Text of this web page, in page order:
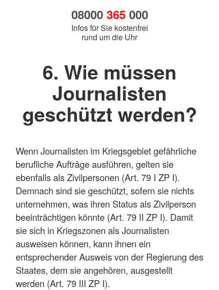
08000 365000
Infos für Sie kostenfrei
rund um die Uhr
6. Wie müssen
Journalisten
geschützt werden?
Wenn Journalisten im Kriegsgebiet gefährliche
berufliche Aufträge ausführen, gelten sie
ebenfalls als Zivilpersonen (Art. 79 I ZP I).
Demnach sind sie geschützt, sofern sie nichts
unternehmen, was ihren Status als Zivilperson
beeinträchtigen könnte (Art. 79 II ZP I). Damit
sie sich in Kriegszonen als Journalisten
ausweisen können, kann ihnen ein
entsprechender Ausweis von der Regierung des
Staates, dem sie angehören, ausgestellt
werden (Art. 79 III ZP I).